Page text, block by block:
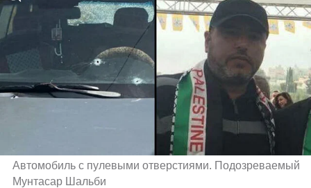
Автомобиль с пулевыми отверстиями. Подозреваемый
Мунтасар Шальби